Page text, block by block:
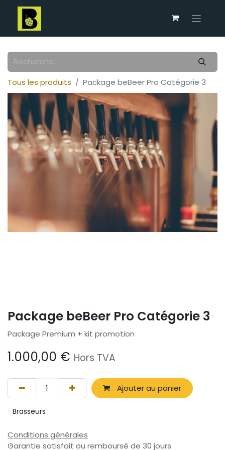
Tous les produits Package beBeer Pro Catégorie 3
Package beBeer Pro Catégorie 3
Package Premium + kit promotion
1.000,00 € Hors TVA
Ajouter au panier
Brasseurs
Conditions générales
Garantie satisfait ou remboursé de 30 jours